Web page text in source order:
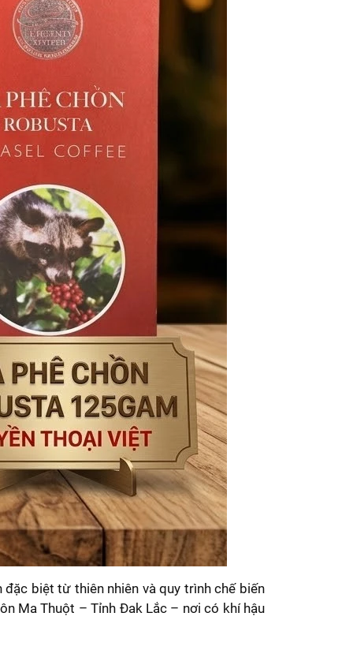
biệt từ thiên nhiên và quy trình chế biến
Ma Thuột – Tỉnh Đak Lắc – nơi có khí hậu